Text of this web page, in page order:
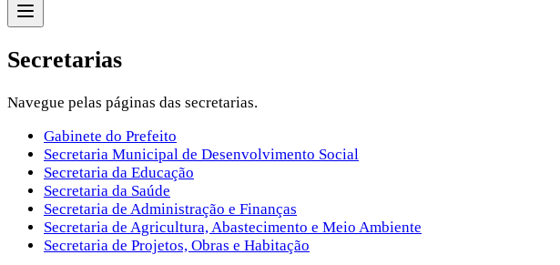
Secretarias
Navegue pelas páginas das secretarias.
Gabinete do Prefeito
Secretaria Municipal de Desenvolvimento Social
Secretaria da Educação
Secretaria da Saúde
Secretaria de Administração e Finanças
Secretaria de Agricultura, Abastecimento e Meio Ambiente
Secretaria de Projetos, Obras e Habitação